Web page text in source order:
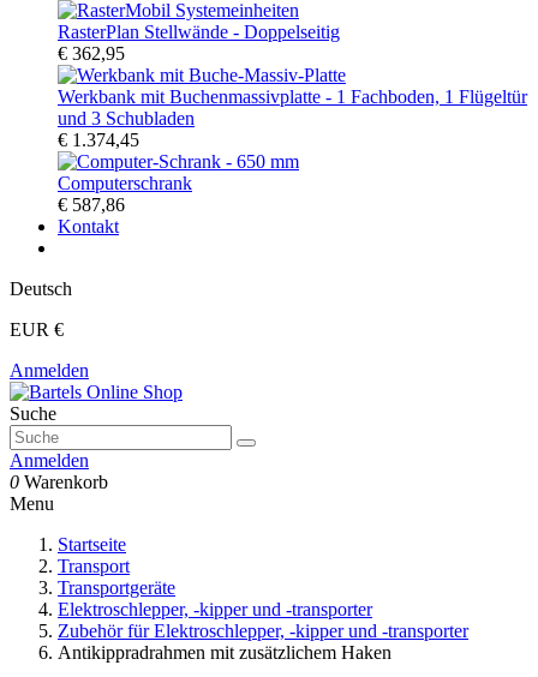
RasterPlan Stellwände - Doppelseitig
€ 362,95
Werkbank mit Buchenmassivplatte - 1 Fachboden, 1 Flügeltür
und 3 Schubladen
€ 1.374,45
Computerschrank
€ 587,86
Kontakt
Deutsch
EUR €
Anmelden
Suche
Anmelden
0 Warenkorb
Menu
Startseite
Transport
Transportgeräte
Elektroschlepper, -kipper und -transporter
Zubehör für Elektroschlepper, -kipper und -transporter
Antikippradrahmen mit zusätzlichem Haken